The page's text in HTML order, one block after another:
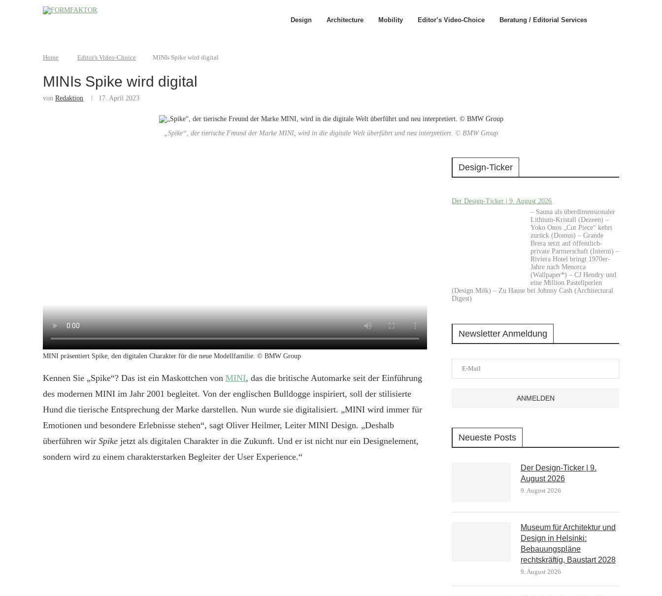
Design Architecture Mobility Editor’s Video-Choice Beratung / Editorial Services
Home Editor's Video-Choice MINIs Spike wird digital
MINIs Spike wird digital
von Redaktion 17. April 2023
„Spike“, der tierische Freund der Marke MINI, wird in die digitale Welt überführt und neu interpretiert. © BMW Group
MINI präsentiert Spike, den digitalen Charakter für die neue Modellfamilie. © BMW Group
Kennen Sie „Spike“? Das ist ein Maskottchen von MINI, das die britische Automarke seit der Einführung
des modernen MINI im Jahr 2001 begleitet. Von der englischen Bulldogge inspiriert, soll der stilisierte
Hund die tierische Entsprechung der Marke darstellen. Nun wurde sie digitalisiert. „MINI wird immer für
Emotionen und besondere Erlebnisse stehen“, sagt Oliver Heilmer, Leiter MINI Design. „Deshalb
überführen wir Spike jetzt als digitalen Charakter in die Zukunft. Und er ist nicht nur ein Designelement,
sondern wird zu einem charakterstarken Begleiter der User Experience.“
Design-Ticker
Der Design-Ticker | 9. August 2026
– Sauna als überdimensionaler
Lithium-Kristall (Dezeen) –
Yoko Onos „Cut Piece“ kehrt
zurück (Domus) – Grande
Brera setzt auf öffentlich-
private Partnerschaft (Interni) –
Riviera Hotel bringt 1970er-
Jahre nach Menorca
(Wallpaper*) – CJ Hendry und
eine Million Pastellperlen
(Design Milk) – Zu Hause bei Johnny Cash (Architectural
Digest)
Newsletter Anmeldung
Neueste Posts
Der Design-Ticker | 9.
August 2026
9. August 2026
Museum für Architektur und
Design in Helsinki:
Bebauungspläne
rechtskräftig, Baustart 2028
9. August 2026